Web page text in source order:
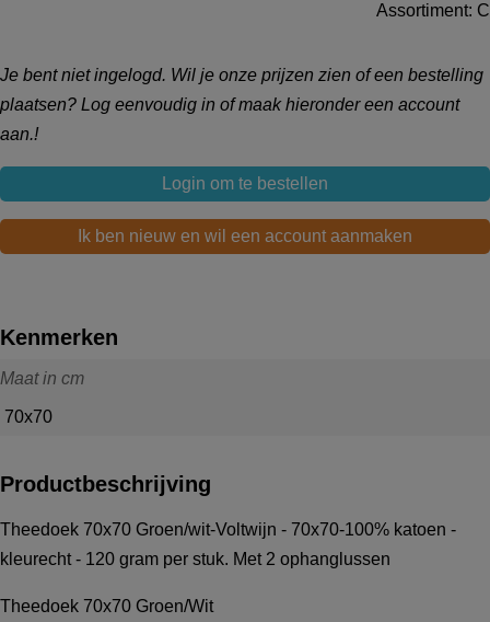
Assortiment: C
Je bent niet ingelogd. Wil je onze prijzen zien of een bestelling
plaatsen? Log eenvoudig in of maak hieronder een account
aan.!
Login om te bestellen
Ik ben nieuw en wil een account aanmaken
Kenmerken
Maat in cm
70x70
Productbeschrijving
Theedoek 70x70 Groen/wit-Voltwijn - 70x70-100% katoen -
kleurecht - 120 gram per stuk. Met 2 ophanglussen
Theedoek 70x70 Groen/Wit